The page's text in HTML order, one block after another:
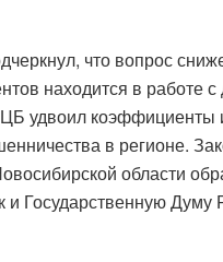
что вопрос
находится в работе с
ЦБ удвоил коэффициенты
в регионе.
области
и Государственную Думу